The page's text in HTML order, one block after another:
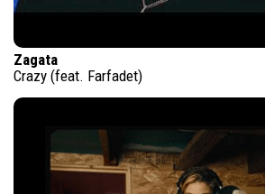
Zagata
Crazy (feat. Farfadet)